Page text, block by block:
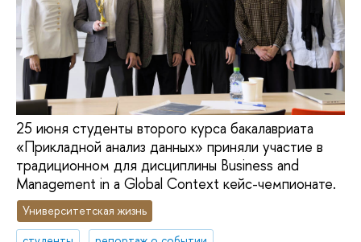
25 июня студенты второго курса бакалавриата
«Прикладной анализ данных» приняли участие в
традиционном для дисциплины Business and
Management in a Global Context кейс-чемпионате.
Университетская жизнь